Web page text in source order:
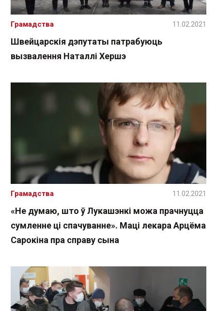
Швейцарскія дэпутаты патрабуюць
вызвалення Наталлі Хершэ
Грамадства 11.02.2021
«Не думаю, што ў Лукашэнкі можа прачнуцца
сумленне ці спачуванне». Маці лекара Арцёма
Сарокіна пра справу сына
Грамадства 11.02.2021